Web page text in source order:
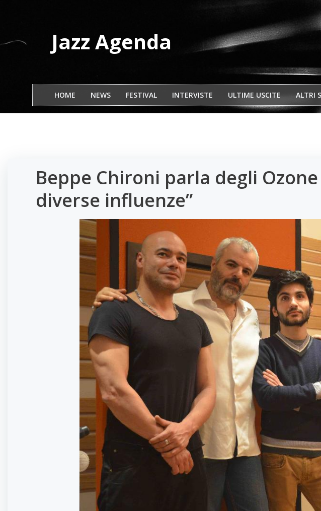
Jazz Agenda
HOME NEWS FESTIVAL INTERVISTE ULTIME USCITE ALTRI
Beppe Chironi parla degli
diverse influenze”